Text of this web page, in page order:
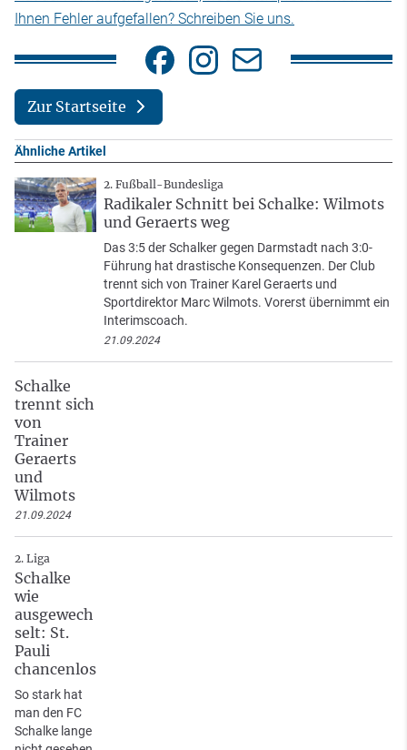
Ihnen Fehler aufgefallen? Schreiben Sie uns.
Zur Startseite
Ähnliche Artikel
2. Fußball-Bundesliga
Radikaler Schnitt bei Schalke: Wilmots
und Geraerts weg
Das 3:5 der Schalker gegen Darmstadt nach 3:0-
Führung hat drastische Konsequenzen. Der Club
trennt sich von Trainer Karel Geraerts und
Sportdirektor Marc Wilmots. Vorerst übernimmt ein
Interimscoach.
21.09.2024
Schalke
trennt sich
von
Trainer
Geraerts
und
Wilmots
21.09.2024
2. Liga
Schalke
wie
ausgewech
selt: St.
Pauli
chancenlos
So stark hat
man den FC
Schalke lange